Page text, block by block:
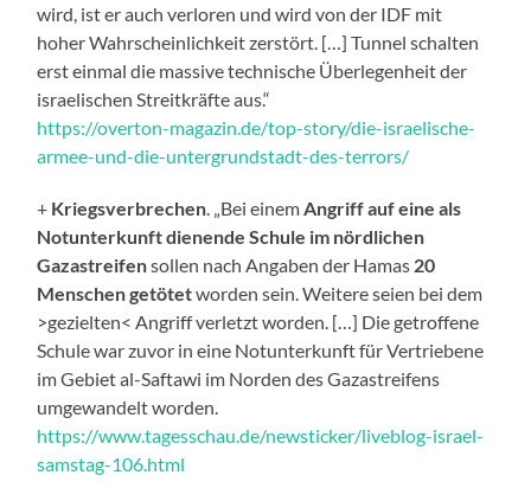
wird, ist er auch verloren und wird von der IDF mit
hoher Wahrscheinlichkeit zerstört. […] Tunnel schalten
erst einmal die massive technische Überlegenheit der
israelischen Streitkräfte aus.“
https://overton-magazin.de/top-story/die-israelische-
armee-und-die-untergrundstadt-des-terrors/
+ Kriegsverbrechen . „Bei einem Angriff auf eine als
Notunterkunft dienende Schule im nördlichen
Gazastreifensollen nach Angaben der Hamas 20
Menschen getötetworden sein. Weitere seien bei dem
>gezielten< Angriff verletzt worden. […] Die getroffene
Schule war zuvor in eine Notunterkunft für Vertriebene
im Gebiet al-Saftawi im Norden des Gazastreifens
umgewandelt worden.
https://www.tagesschau.de/newsticker/liveblog-israel-
samstag-106.html